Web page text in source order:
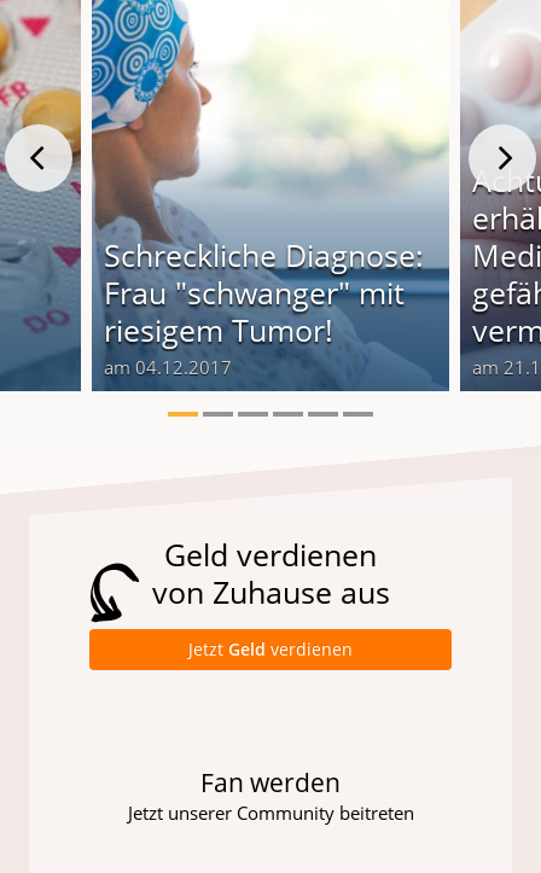
Schreckliche Diagnose:
Frau "schwanger" mit
riesigem Tumor!
am 04.12.2017 am
Geld verdienen
von Zuhause aus
Jetzt Geld verdienen
Fan werden
Jetzt unserer Community beitreten